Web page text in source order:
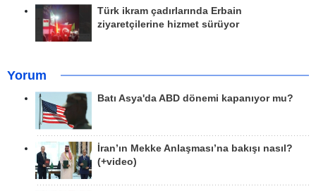
Türk ikram çadırlarında Erbain
ziyaretçilerine hizmet sürüyor
Yorum
Batı Asya'da ABD dönemi kapanıyor mu?
İran’ın Mekke Anlaşması’na bakışı nasıl?
(+video)